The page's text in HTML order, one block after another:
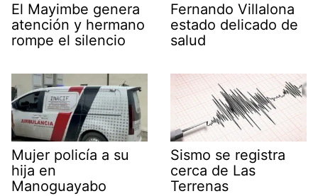
El Mayimbe genera
atención y hermano
rompe el silencio
Fernando Villalona
estado delicado de
salud
Mujer policía a su
hija en
Manoguayabo
Sismo se registra
cerca de Las
Terrenas